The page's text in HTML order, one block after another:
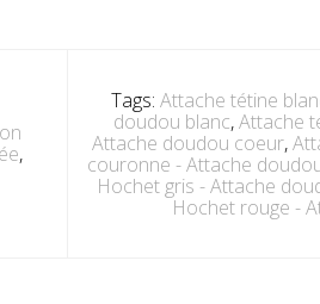
,
Tags: Attache tétine
doudou blanc,Attache
Attache doudou coeur,
couronne - Attache
Hochet gris - Attache
Hochet rouge -